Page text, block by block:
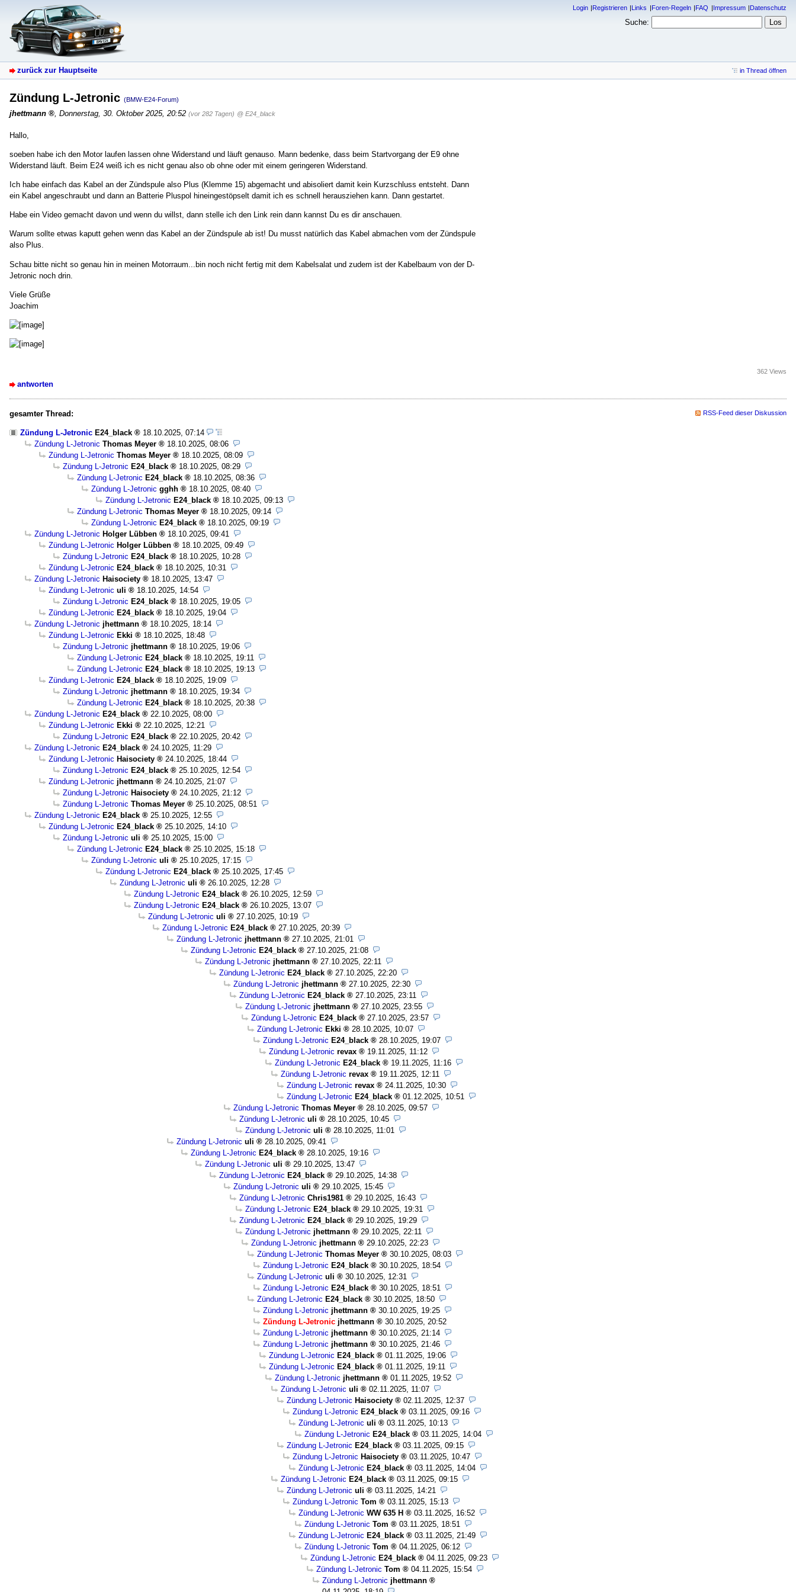
Login Registrieren Links Foren-Regeln FAQ Impressum Datenschutz
Suche:
zurück zur Hauptseite in Thread öffnen
Zündung L-Jetronic (BMW-E24-Forum)
jhettmann , Donnerstag, 30. Oktober 2025, 20:52 (vor 282 Tagen) @ E24_black
Hallo,
soeben habe ich den Motor laufen lassen ohne Widerstand und läuft genauso. Mann bedenke, dass beim Startvorgang der E9 ohne
Widerstand läuft. Beim E24 weiß ich es nicht genau also ob ohne oder mit einem geringeren Widerstand.
Ich habe einfach das Kabel an der Zündspule also Plus (Klemme 15) abgemacht und abisoliert damit kein Kurzschluss entsteht. Dann
ein Kabel angeschraubt und dann an Batterie Pluspol hineingestöpselt damit ich es schnell herausziehen kann. Dann gestartet.
Habe ein Video gemacht davon und wenn du willst, dann stelle ich den Link rein dann kannst Du es dir anschauen.
Warum sollte etwas kaputt gehen wenn das Kabel an der Zündspule ab ist! Du musst natürlich das Kabel abmachen vom der Zündspule
also Plus.
Schau bitte nicht so genau hin in meinen Motorraum...bin noch nicht fertig mit dem Kabelsalat und zudem ist der Kabelbaum von der D-
Jetronic noch drin.
Viele Grüße
Joachim
antworten
362 Views
gesamter Thread: RSS-Feed dieser Diskussion
Zündung L-Jetronic E24_black
18.10.2025, 07:14
Zündung L-Jetronic Thomas Meyer
18.10.2025, 08:06
Zündung L-Jetronic Thomas Meyer
18.10.2025, 08:09
Zündung L-Jetronic E24_black
18.10.2025, 08:29
Zündung L-Jetronic E24_black
18.10.2025, 08:36
Zündung L-Jetronic gghh
18.10.2025, 08:40
Zündung L-Jetronic E24_black
18.10.2025, 09:13
Zündung L-Jetronic Thomas Meyer
18.10.2025, 09:14
Zündung L-Jetronic E24_black
18.10.2025, 09:19
Zündung L-Jetronic Holger Lübben
18.10.2025, 09:41
Zündung L-Jetronic Holger Lübben
18.10.2025, 09:49
Zündung L-Jetronic E24_black
18.10.2025, 10:28
Zündung L-Jetronic E24_black
18.10.2025, 10:31
Zündung L-Jetronic Haisociety
18.10.2025, 13:47
Zündung L-Jetronic uli
18.10.2025, 14:54
Zündung L-Jetronic E24_black
18.10.2025, 19:05
Zündung L-Jetronic E24_black
18.10.2025, 19:04
Zündung L-Jetronic jhettmann
18.10.2025, 18:14
Zündung L-Jetronic Ekki
18.10.2025, 18:48
Zündung L-Jetronic jhettmann
18.10.2025, 19:06
Zündung L-Jetronic E24_black
18.10.2025, 19:11
Zündung L-Jetronic E24_black
18.10.2025, 19:13
Zündung L-Jetronic E24_black
18.10.2025, 19:09
Zündung L-Jetronic jhettmann
18.10.2025, 19:34
Zündung L-Jetronic E24_black
18.10.2025, 20:38
Zündung L-Jetronic E24_black
22.10.2025, 08:00
Zündung L-Jetronic Ekki
22.10.2025, 12:21
Zündung L-Jetronic E24_black
22.10.2025, 20:42
Zündung L-Jetronic E24_black
24.10.2025, 11:29
Zündung L-Jetronic Haisociety
24.10.2025, 18:44
Zündung L-Jetronic E24_black
25.10.2025, 12:54
Zündung L-Jetronic jhettmann
24.10.2025, 21:07
Zündung L-Jetronic Haisociety
24.10.2025, 21:12
Zündung L-Jetronic Thomas Meyer
25.10.2025, 08:51
Zündung L-Jetronic E24_black
25.10.2025, 12:55
Zündung L-Jetronic E24_black
25.10.2025, 14:10
Zündung L-Jetronic uli
25.10.2025, 15:00
Zündung L-Jetronic E24_black
25.10.2025, 15:18
Zündung L-Jetronic uli
25.10.2025, 17:15
Zündung L-Jetronic E24_black
25.10.2025, 17:45
Zündung L-Jetronic uli
26.10.2025, 12:28
Zündung L-Jetronic E24_black
26.10.2025, 12:59
Zündung L-Jetronic E24_black
26.10.2025, 13:07
Zündung L-Jetronic uli
27.10.2025, 10:19
Zündung L-Jetronic E24_black
27.10.2025, 20:39
Zündung L-Jetronic jhettmann
27.10.2025, 21:01
Zündung L-Jetronic E24_black
27.10.2025, 21:08
Zündung L-Jetronic jhettmann
27.10.2025, 22:11
Zündung L-Jetronic E24_black
27.10.2025, 22:20
Zündung L-Jetronic jhettmann
27.10.2025, 22:30
Zündung L-Jetronic E24_black
27.10.2025, 23:11
Zündung L-Jetronic jhettmann
27.10.2025, 23:55
Zündung L-Jetronic E24_black
27.10.2025, 23:57
Zündung L-Jetronic Ekki
28.10.2025, 10:07
Zündung L-Jetronic E24_black
28.10.2025, 19:07
Zündung L-Jetronic revax
19.11.2025, 11:12
Zündung L-Jetronic E24_black
19.11.2025, 11:16
Zündung L-Jetronic revax
19.11.2025, 12:11
Zündung L-Jetronic revax
24.11.2025, 10:30
Zündung L-Jetronic E24_black
01.12.2025, 10:51
Zündung L-Jetronic Thomas Meyer
28.10.2025, 09:57
Zündung L-Jetronic uli
28.10.2025, 10:45
Zündung L-Jetronic uli
28.10.2025, 11:01
Zündung L-Jetronic uli
28.10.2025, 09:41
Zündung L-Jetronic E24_black
28.10.2025, 19:16
Zündung L-Jetronic uli
29.10.2025, 13:47
Zündung L-Jetronic E24_black
29.10.2025, 14:38
Zündung L-Jetronic uli
29.10.2025, 15:45
Zündung L-Jetronic Chris1981
29.10.2025, 16:43
Zündung L-Jetronic E24_black
29.10.2025, 19:31
Zündung L-Jetronic E24_black
29.10.2025, 19:29
Zündung L-Jetronic jhettmann
29.10.2025, 22:11
Zündung L-Jetronic jhettmann
29.10.2025, 22:23
Zündung L-Jetronic Thomas Meyer
30.10.2025, 08:03
Zündung L-Jetronic E24_black
30.10.2025, 18:54
Zündung L-Jetronic uli
30.10.2025, 12:31
Zündung L-Jetronic E24_black
30.10.2025, 18:51
Zündung L-Jetronic E24_black
30.10.2025, 18:50
Zündung L-Jetronic jhettmann
30.10.2025, 19:25
Zündung L-Jetronic jhettmann
30.10.2025, 20:52
Zündung L-Jetronic jhettmann
30.10.2025, 21:14
Zündung L-Jetronic jhettmann
30.10.2025, 21:46
Zündung L-Jetronic E24_black
01.11.2025, 19:06
Zündung L-Jetronic E24_black
01.11.2025, 19:11
Zündung L-Jetronic jhettmann
01.11.2025, 19:52
Zündung L-Jetronic uli
02.11.2025, 11:07
Zündung L-Jetronic Haisociety
02.11.2025, 12:37
Zündung L-Jetronic E24_black
03.11.2025, 09:16
Zündung L-Jetronic uli
03.11.2025, 10:13
Zündung L-Jetronic E24_black
03.11.2025, 14:04
Zündung L-Jetronic E24_black
03.11.2025, 09:15
Zündung L-Jetronic Haisociety
03.11.2025, 10:47
Zündung L-Jetronic E24_black
03.11.2025, 14:04
Zündung L-Jetronic E24_black
03.11.2025, 09:15
Zündung L-Jetronic uli
03.11.2025, 14:21
Zündung L-Jetronic Tom
03.11.2025, 15:13
Zündung L-Jetronic WW 635 H
03.11.2025, 16:52
Zündung L-Jetronic Tom
03.11.2025, 18:51
Zündung L-Jetronic E24_black
03.11.2025, 21:49
Zündung L-Jetronic Tom
04.11.2025, 06:12
Zündung L-Jetronic E24_black
04.11.2025, 09:23
Zündung L-Jetronic Tom
04.11.2025, 15:54
Zündung L-Jetronic jhettmann